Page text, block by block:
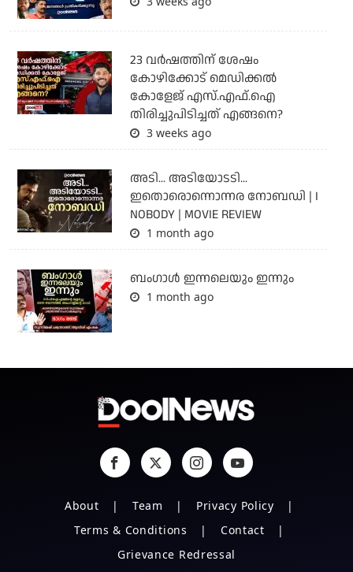
23 വർഷത്തിന് ശേഷം
കോഴിക്കോട് മെഡിക്കൽ
കോളേജ് എസ്.എഫ്.ഐ
തിരിച്ചുപിടിച്ചത് എങ്ങനെ?
3 weeks ago
അടി... അടിയോടടി...
ഇതൊരൊന്നൊന്നര നോബഡി | I
NOBODY | MOVIE REVIEW
1 month ago
ബംഗാള്‍ ഇന്നലെയും ഇന്നും
1 month ago
About Team
Privacy Policy
Terms & Conditions
Contact
Grievance Redressal